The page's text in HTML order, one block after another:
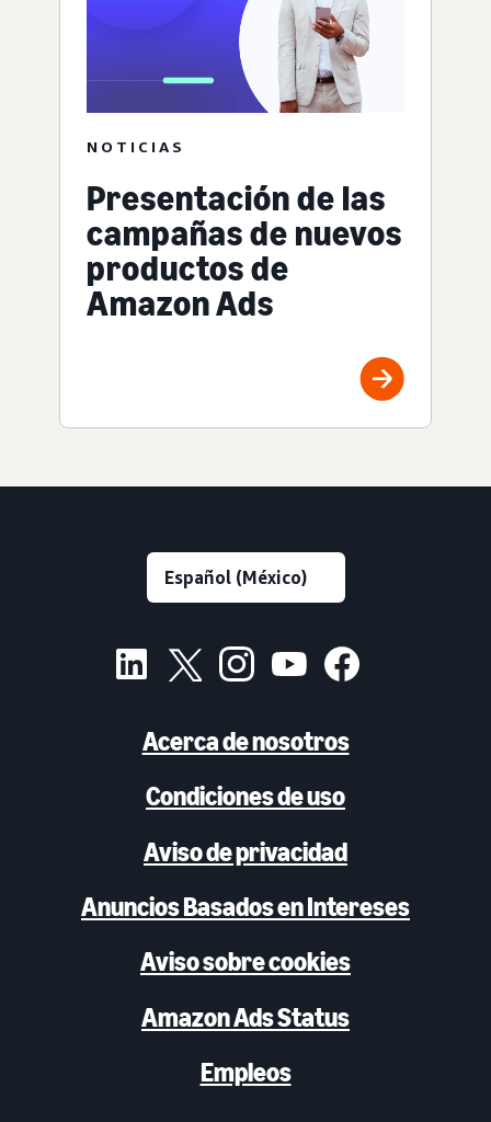
NOTICIAS
Presentación de las
campañas de nuevos
productos de
Amazon Ads
Acerca de nosotros
Condiciones de uso
Aviso de privacidad
Anuncios Basados en Intereses
Aviso sobre cookies
Amazon Ads Status
Empleos